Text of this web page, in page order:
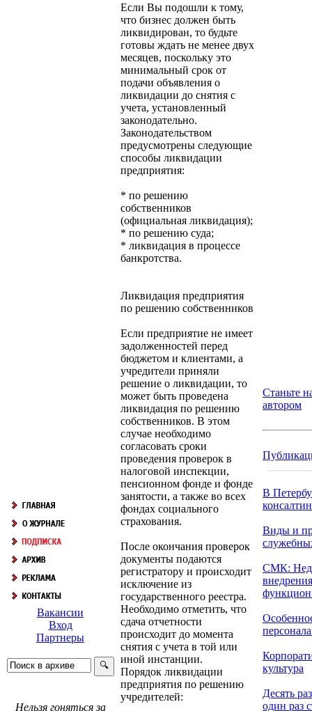
Вакансии
Вход
Партнеры
Нельзя гоняться за
Если Вы подошли к тому,
что бизнес должен быть
ликвидирован, то будьте
готовы ждать не менее двух
месяцев, поскольку это
минимальный срок от
подачи объявления о
ликвидации до снятия с
учета, установленный
законодательно.
Законодательством
предусмотрены следующие
способы ликвидации
предприятия:
* по решению
собственников
(официальная ликвидация);
* по решению суда;
* ликвидация в процессе
банкротства.
Ликвидация предприятия
по решению собственников
Если предприятие не имеет
задолженностей перед
бюджетом и клиентами, а
учредители приняли
решение о ликвидации, то
может быть проведена
ликвидация по решению
собственников. В этом
случае необходимо
согласовать сроки
проведения проверок в
налоговой инспекции,
пенсионном фонде и фонде
занятости, а также во всех
фондах социального
страхования.
После окончания проверок
документы подаются
регистратору и происходит
исключение из
государственного реестра.
Необходимо отметить, что
сдача отчетности
происходит до момента
снятия с учета в той или
иной инстанции.
Порядок ликвидации
предприятия по решению
учредителей:
Станьте
автором
В
Виды и
СМК:
культура
Десять
один раз